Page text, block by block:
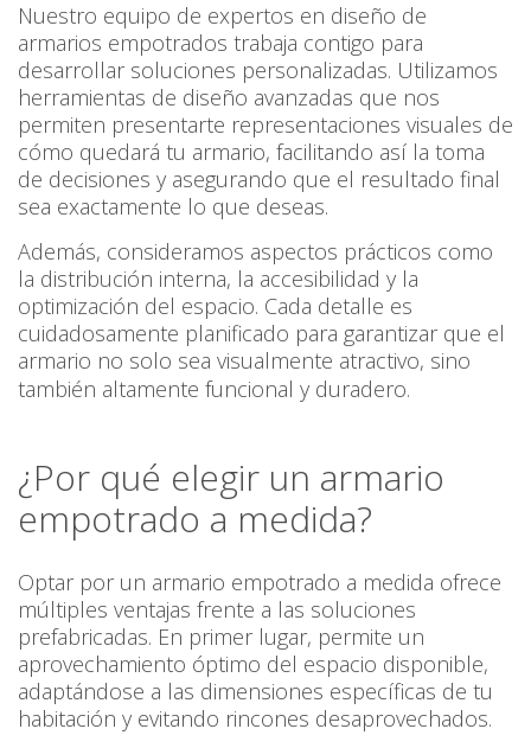
Nuestro equipo de expertos en diseño de
armarios empotrados trabaja contigo para
desarrollar soluciones personalizadas. Utilizamos
herramientas de diseño avanzadas que nos
permiten presentarte representaciones visuales de
cómo quedará tu armario, facilitando así la toma
de decisiones y asegurando que el resultado final
sea exactamente lo que deseas.
Además, consideramos aspectos prácticos como
la distribución interna, la accesibilidad y la
optimización del espacio. Cada detalle es
cuidadosamente planificado para garantizar que el
armario no solo sea visualmente atractivo, sino
también altamente funcional y duradero.
¿Por qué elegir un armario
empotrado a medida?
Optar por un armario empotrado a medida ofrece
múltiples ventajas frente a las soluciones
prefabricadas. En primer lugar, permite un
aprovechamiento óptimo del espacio disponible,
adaptándose a las dimensiones específicas de tu
habitación y evitando rincones desaprovechados.